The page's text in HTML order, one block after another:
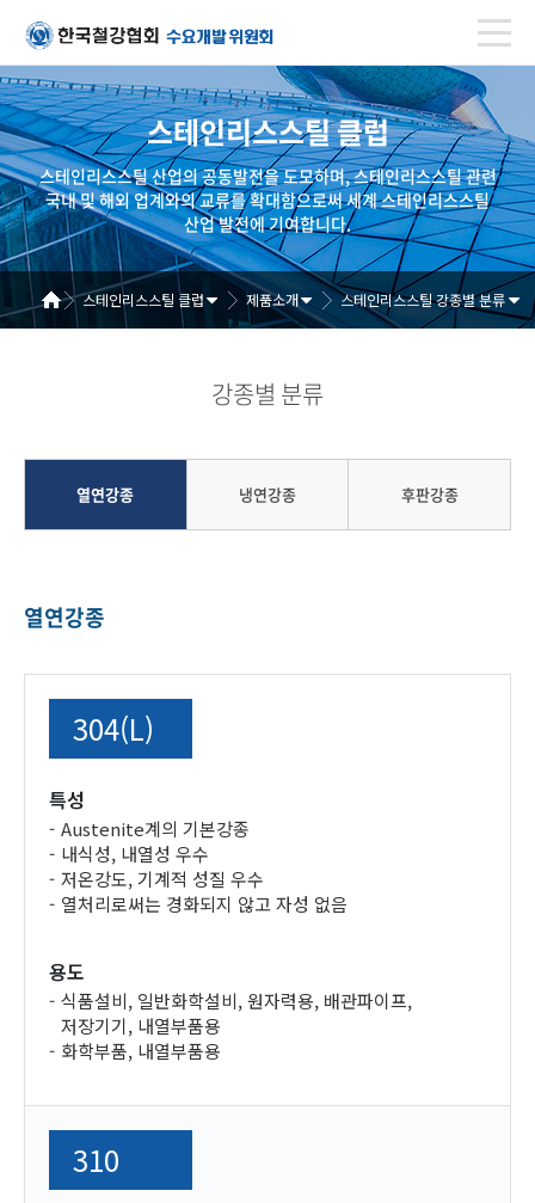
스테인리스스틸 클럽
스테인리스스틸 산업의 공동발전을 도모하며, 스테인리스스틸 관련
국내 및 해외 업계와의 교류를 확대함으로써 세계 스테인리스스틸
산업 발전에 기여합니다.
스테인리스스틸 클럽 제품소개 스테인리스스틸 강종별 분류
강종별 분류
열연강종 냉연강종 후판강종
열연강종
304(L)
특성
Austenite계의 기본강종
내식성, 내열성 우수
저온강도, 기계적 성질 우수
열처리로써는 경화되지 않고 자성 없음
용도
식품설비, 일반화학설비, 원자력용, 배관파이프,
저장기기, 내열부품용
화학부품, 내열부품용
310